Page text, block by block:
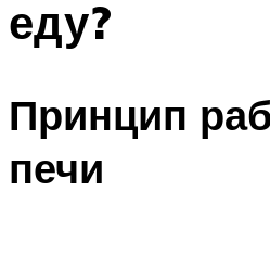
еду?
Принцип
печи